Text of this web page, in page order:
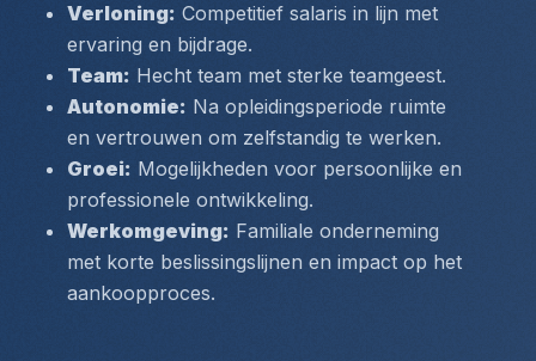
Verloning: Competitief salaris in lijn met
ervaring en bijdrage.
Team: Hecht team met sterke teamgeest.
Autonomie: Na opleidingsperiode ruimte
en vertrouwen om zelfstandig te werken.
Groei: Mogelijkheden voor persoonlijke en
professionele ontwikkeling.
Werkomgeving: Familiale onderneming
met korte beslissingslijnen en impact op het
aankoopproces.